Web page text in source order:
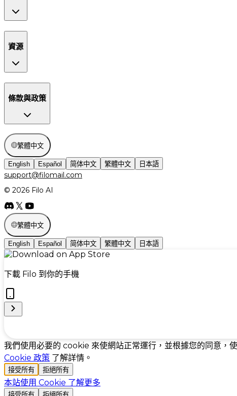
資源
條款與政策
繁體中文
English Español 简体中文 繁體中文 日本語
support@filomail.com
© 2026 Filo AI
繁體中文
English Español 简体中文 繁體中文 日本語
下載 Filo 到你的手機
Cookie Preferences
我們使用必要的 cookie 來使網站正常運行，並根據您的同意，
Cookie 政策 了解詳情。
接受所有 拒絕所有
本站使用 Cookie 了解更多